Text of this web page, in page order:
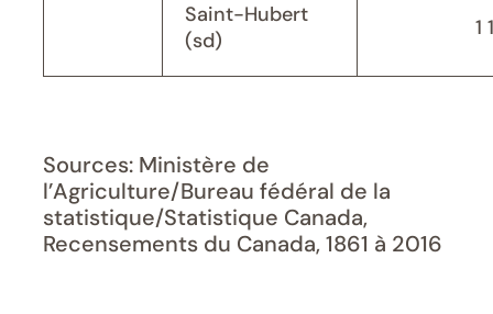
Saint-Hubert
(sd)
1
Sources: Ministère de
l’Agriculture/Bureau fédéral de la
statistique/Statistique Canada,
Recensements du Canada, 1861 à 2016